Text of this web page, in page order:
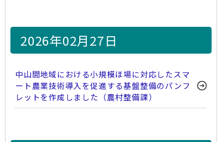
2026年02月27日
中山間地域における小規模ほ場に対応したスマ
ート農業技術導入を促進する基盤整備のパンフ
レットを作成しました（農村整備課）